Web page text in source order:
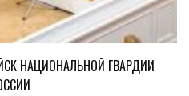
НАЦИОНАЛЬНОЙ ГВАРДИИ